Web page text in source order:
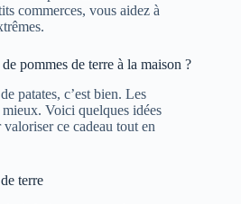
commerces, vous aidez à
pommes de terre à la maison ?
patates, c’est bien. Les
mieux. Voici quelques idées
ce cadeau tout en
terre